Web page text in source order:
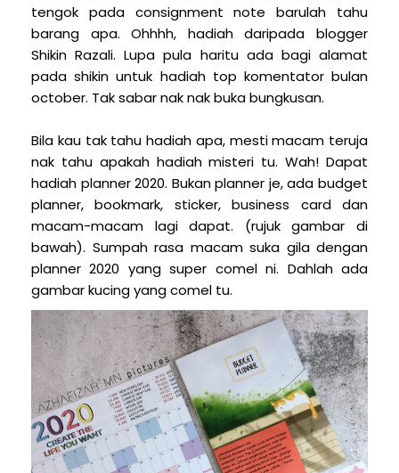
tengok pada consignment note barulah tahu
barang apa. Ohhhh, hadiah daripada blogger
Shikin Razali. Lupa pula haritu ada bagi alamat
pada shikin untuk hadiah top komentator bulan
october. Tak sabar nak nak buka bungkusan.
Bila kau tak tahu hadiah apa, mesti macam teruja
nak tahu apakah hadiah misteri tu. Wah! Dapat
hadiah planner 2020. Bukan planner je, ada budget
planner, bookmark, sticker, business card dan
macam-macam lagi dapat. (rujuk gambar di
bawah). Sumpah rasa macam suka gila dengan
planner 2020 yang super comel ni. Dahlah ada
gambar kucing yang comel tu.